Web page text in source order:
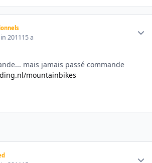
201115 a
mais jamais passé commande
mountainbikes